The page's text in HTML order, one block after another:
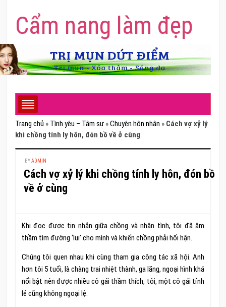
Cẩm nang làm đẹp
Trang chủ » Tình yêu – Tâm sự »Chuyện hôn nhân » Cách vợ xỷ lý
khi chồng tính ly hôn, đón bồ về ở cùng
BYADMIN
Cách vợ xỷ lý khi chồng tính ly hôn, đón bồ
về ở cùng
Khi đọc được tin nhắn giữa chồng và nhân tình, tôi đã âm
thầm tìm đường ‘lui’ cho mình và khiến chồng phải hối hận.
Chúng tôi quen nhau khi cùng tham gia công tác xã hội. Anh
hơn tôi 5 tuổi, là chàng trai nhiệt thành, ga lăng, ngoại hình khá
nổi bật nên được nhiều cô gái thầm thích, tôi, một cô gái tỉnh
lẻ cũng không ngoại lệ.